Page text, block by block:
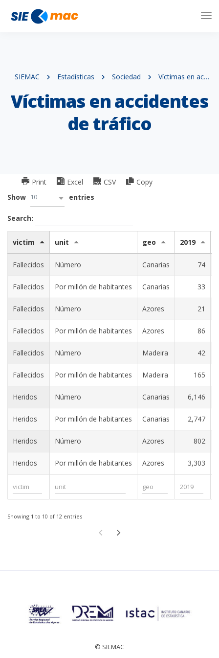
SIEMAC Estadísticas Sociedad Víctimas en accidentes de tráfico
Víctimas en accidentes
de tráfico
Print Excel CSV
Copy
Show
10 entries
Search:
victim unit geo 2019
Fallecidos Número Canarias 74
Fallecidos Por millón de habitantes Canarias 33
Fallecidos Número Azores 21
Fallecidos Por millón de habitantes Azores 86
Fallecidos Número Madeira 42
Fallecidos Por millón de habitantes Madeira 165
Heridos Número Canarias 6,146
Heridos Por millón de habitantes Canarias 2,747
Heridos Número Azores 802
Heridos Por millón de habitantes Azores 3,303
Showing 1 to 10 of 12 entries
© SIEMAC